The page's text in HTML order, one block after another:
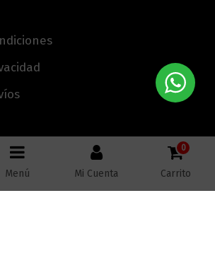
reservados © 2026 Lectores.co |
Menú Mi Cuenta
0
Carrito